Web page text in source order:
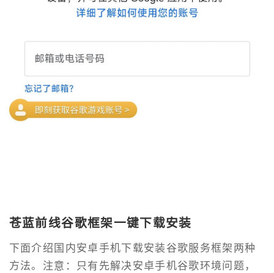
苍蓝前线谷歌框架一键下载安装
下面介绍国内安卓手机下载安装谷歌服务框架两种
方法。注意：只有先解决安卓手机谷歌环境问题，